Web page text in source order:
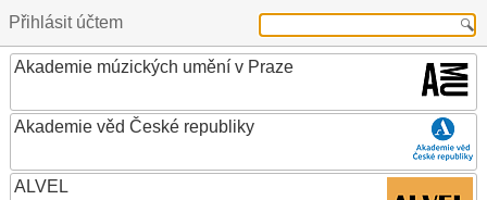
Přihlásit účtem
Akademie múzických umění v Praze
Akademie věd České republiky
ALVEL